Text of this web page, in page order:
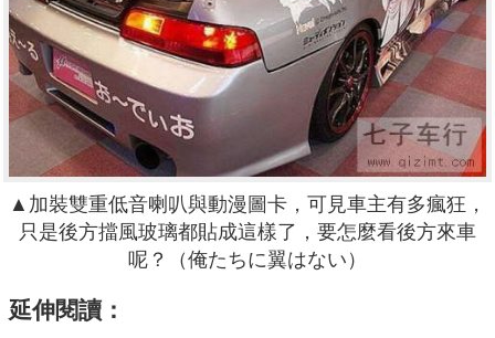
▲加裝雙重低音喇叭與動漫圖卡，可見車主有多瘋狂，
只是後方擋風玻璃都貼成這樣了，要怎麼看後方來車
呢？
（俺たちに翼はない ）
延伸閱讀：